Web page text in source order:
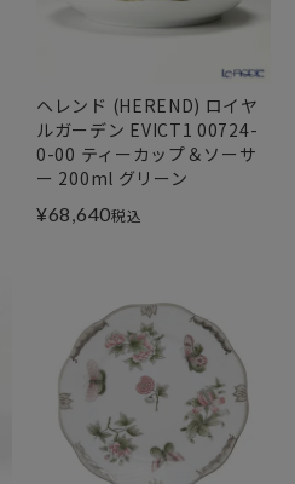
ヘレンド (HEREND) ロイヤ
ルガーデン EVICT1 00724-
0-00 ティーカップ＆ソーサ
ー 200ml グリーン
¥68,640税込